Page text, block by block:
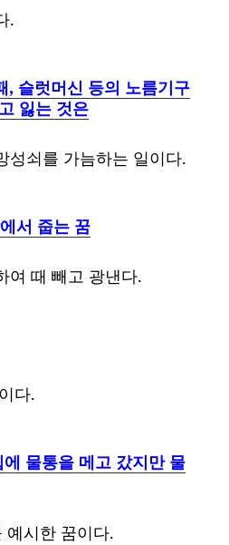
.
, 슬럿머신 등의 노름기구
잃는 것은
성쇠를 가늠하는 일이다.
서 줍는 꿈
여 때 빼고 광낸다.
다.
물통을 메고 갔지만 물
예시한 꿈이다.